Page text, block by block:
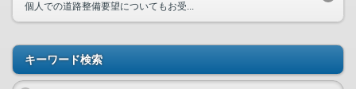
個人での道路整備要望についてもお受...
キーワード検索